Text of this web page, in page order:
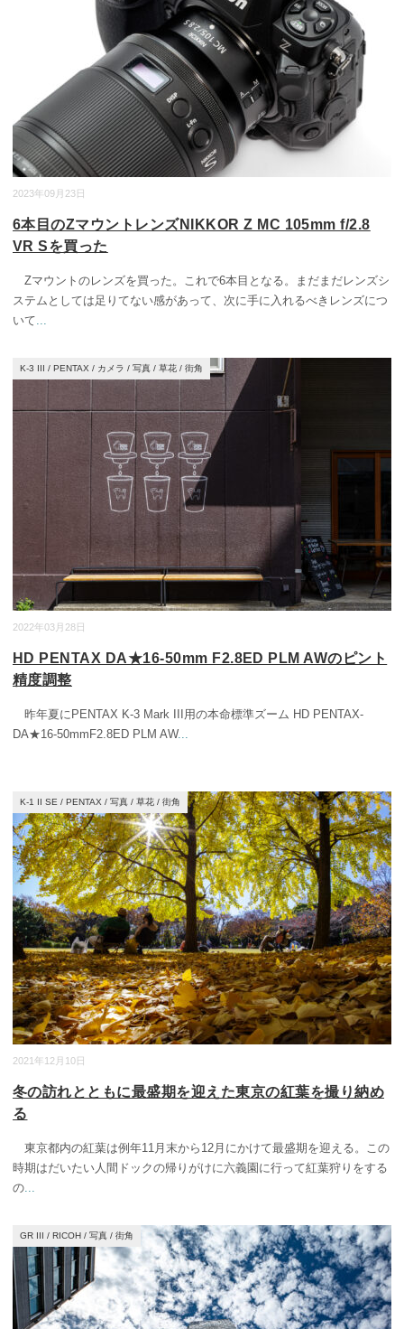
2023年09月23日
6本目のZマウントレンズNIKKOR Z MC 105mm f/2.8
VR Sを買った
Zマウントのレンズを買った。これで6本目となる。まだまだレンズシ
ステムとしては足りてない感があって、次に手に入れるべきレンズにつ
いて...
2022年03月28日
K-3 III / PENTAX / カメラ / 写真 / 草花 / 街角
HD PENTAX DA★16-50mm F2.8ED PLM AWのピント
精度調整
昨年夏にPENTAX K-3 Mark III用の本命標準ズーム HD PENTAX-
DA★16-50mmF2.8ED PLM AW...
2021年12月10日
K-1 II SE / PENTAX / 写真 / 草花 / 街角
冬の訪れとともに最盛期を迎えた東京の紅葉を撮り納め
る
東京都内の紅葉は例年11月末から12月にかけて最盛期を迎える。この
時期はだいたい人間ドックの帰りがけに六義園に行って紅葉狩りをする
の...
GR III / RICOH / 写真 / 街角